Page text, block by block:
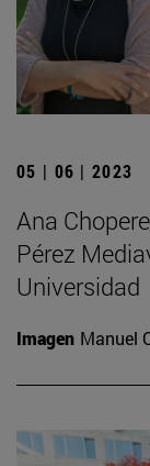
05 | 06 | 2023
Ana
Pérez
Universidad
Imagen Manuel